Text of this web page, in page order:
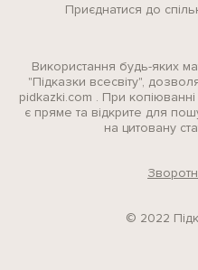
Приєднатися до
Використання будь-яких
"Підказки всесвіту",
pidkazki.com . При
є пряме та відкрите для
на цитовану
© 2022